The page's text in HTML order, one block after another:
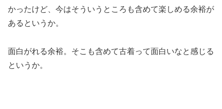
かったけど、今はそういうところも含めて楽しめる余裕が
あるというか。
面白がれる余裕。そこも含めて古着って面白いなと感じる
というか。